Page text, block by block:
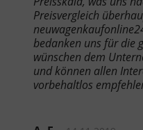
Preisvergleich
bedanken uns für die
wünschen dem
und können allen
vorbehaltlos